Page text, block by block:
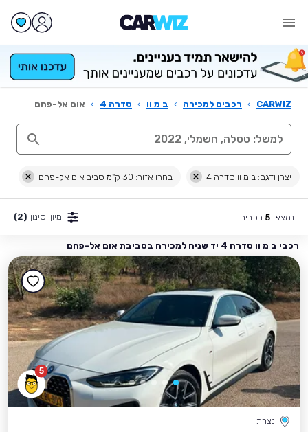
CARWIZ
› רכבים למכירה › ב מ וו › סדרה 4 › אום אל-פחם
יצרן ודגם: ב מ וו סדרה 4 בחרו אזור: 30 ק"מ סביב אום אל-פחם
נמצאו 5 רכבים מיון וסינון (2)
רכבי ב מ וו סדרה 4 יד שניה למכירה בסביבת אום אל-פחם
5
נצרת